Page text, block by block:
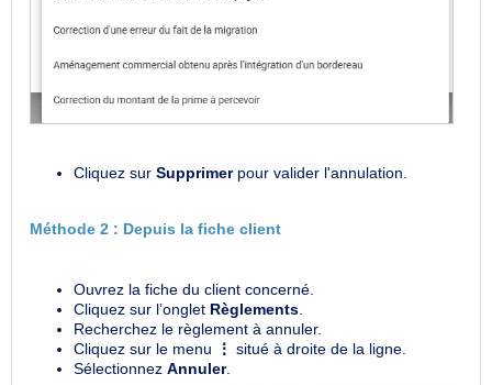
Cliquez sur Supprimerpour valider l'annulation.
Méthode 2 : Depuis la fiche client
Ouvrez la fiche du client concerné.
Cliquez sur l’onglet Règlements
Recherchez le règlement à annuler.
Cliquez sur le menu
⋮ situé à droite de la ligne.
Sélectionnez Annuler.